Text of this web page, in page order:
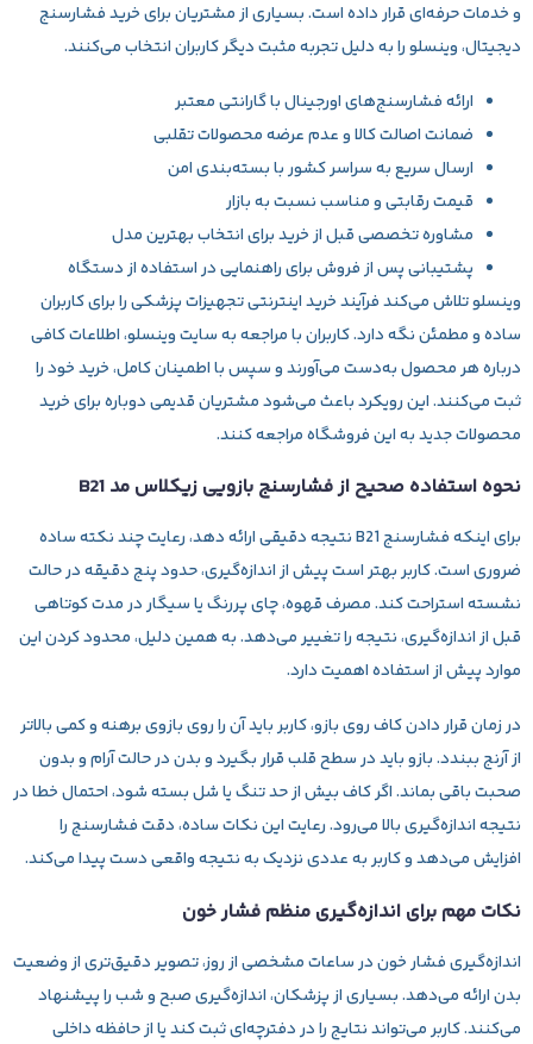
و خدمات حرفه‌ای قرار داده است. بسیاری از مشتریان برای خرید فشارسنج
دیجیتال، وینسلو را به دلیل تجربه مثبت دیگر کاربران انتخاب می‌کنند.
ارائه فشارسنج‌های اورجینال با گارانتی معتبر
ضمانت اصالت کالا و عدم عرضه محصولات تقلبی
ارسال سریع به سراسر کشور با بسته‌بندی امن
قیمت رقابتی و مناسب نسبت به بازار
مشاوره تخصصی قبل از خرید برای انتخاب بهترین مدل
پشتیبانی پس از فروش برای راهنمایی در استفاده از دستگاه
وینسلو تلاش می‌کند فرآیند خرید اینترنتی تجهیزات پزشکی را برای کاربران
ساده و مطمئن نگه دارد. کاربران با مراجعه به سایت وینسلو، اطلاعات کافی
درباره هر محصول به‌دست می‌آورند و سپس با اطمینان کامل، خرید خود را
ثبت می‌کنند. این رویکرد باعث می‌شود مشتریان قدیمی دوباره برای خرید
محصولات جدید به این فروشگاه مراجعه کنند.
نحوه استفاده صحیح از فشارسنج بازویی زیکلاس مد B21
برای اینکه فشارسنج B21 نتیجه دقیقی ارائه دهد، رعایت چند نکته ساده
ضروری است. کاربر بهتر است پیش از اندازه‌گیری، حدود پنج دقیقه در حالت
نشسته استراحت کند. مصرف قهوه، چای پررنگ یا سیگار در مدت کوتاهی
قبل از اندازه‌گیری، نتیجه را تغییر می‌دهد. به همین دلیل، محدود کردن این
موارد پیش از استفاده اهمیت دارد.
در زمان قرار دادن کاف روی بازو، کاربر باید آن را روی بازوی برهنه و کمی بالاتر
از آرنج ببندد. بازو باید در سطح قلب قرار بگیرد و بدن در حالت آرام و بدون
صحبت باقی بماند. اگر کاف بیش از حد تنگ یا شل بسته شود، احتمال خطا در
نتیجه اندازه‌گیری بالا می‌رود. رعایت این نکات ساده، دقت فشارسنج را
افزایش می‌دهد و کاربر به عددی نزدیک به نتیجه واقعی دست پیدا می‌کند.
نکات مهم برای اندازه‌گیری منظم فشار خون
اندازه‌گیری فشار خون در ساعات مشخصی از روز، تصویر دقیق‌تری از وضعیت
بدن ارائه می‌دهد. بسیاری از پزشکان، اندازه‌گیری صبح و شب را پیشنهاد
می‌کنند. کاربر می‌تواند نتایج را در دفترچه‌ای ثبت کند یا از حافظه داخلی